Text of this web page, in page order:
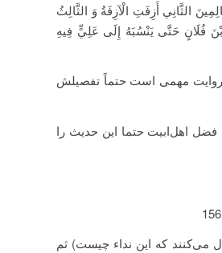
الثَّانِي‏ أَزِفَتِ الْآزِفَةُ وَ الثَّالِثُ
فُلَانٍ حَتَّى يَنْسُبَهُ إِلَى عَلِيٍّ فِيهِ
روایت مهمی است حتماً تفصیلش
اهل‌ابیت حتما این حدیث را
می‌کنند که این نداء چیست) ثم